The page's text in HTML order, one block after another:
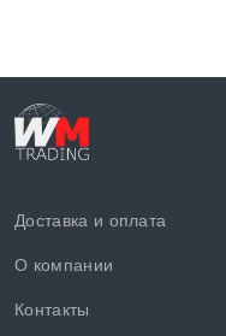
Доставка и оплата
О компании
Контакты